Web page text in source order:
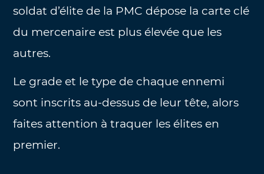
soldat d’élite de la PMC dépose la carte clé
du mercenaire est plus élevée que les
autres.
Le grade et le type de chaque ennemi
sont inscrits au-dessus de leur tête, alors
faites attention à traquer les élites en
premier.